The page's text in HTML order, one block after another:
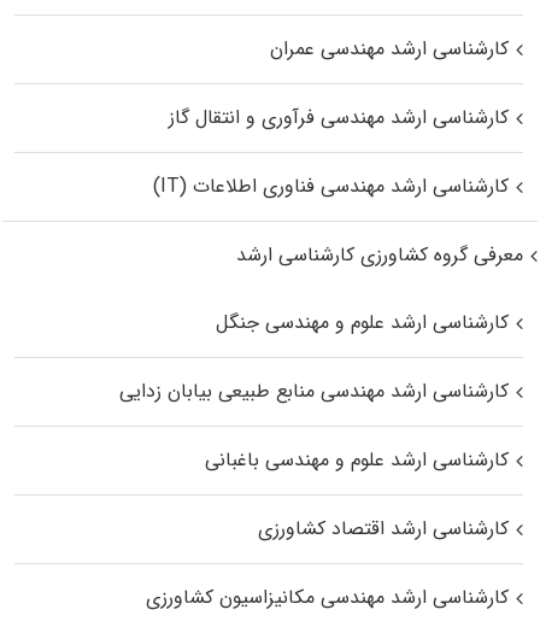
کارشناسی ارشد مهندسی عمران
کارشناسی ارشد مهندسی فرآوری و انتقال گاز
کارشناسی ارشد مهندسی فناوری اطلاعات (IT)
معرفی گروه کشاورزی کارشناسی ارشد
کارشناسی ارشد علوم و مهندسی جنگل
کارشناسی ارشد مهندسی منابع طبیعی بیابان زدایی
کارشناسی ارشد علوم و مهندسی باغبانی
کارشناسی ارشد اقتصاد کشاورزی
کارشناسی ارشد مهندسی مکانیزاسیون کشاورزی